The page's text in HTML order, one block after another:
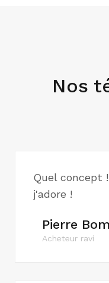
Nos
Quel concept
j'adore !
Pierre
Acheteur ravi